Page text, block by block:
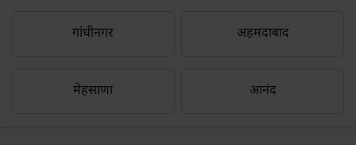
गांधीनगर अहमदाबाद
मेहसाणा आनंद